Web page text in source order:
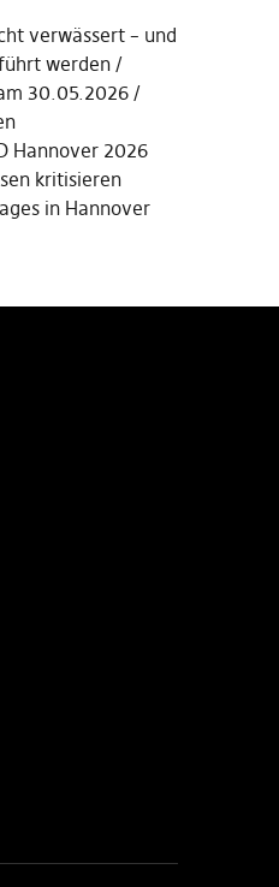
verwässert – und
werden
30.05.2026
Hannover 2026
kritisieren
in Hannover